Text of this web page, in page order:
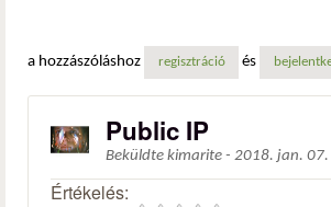
a hozzászóláshoz regisztráció és
Public IP
Beküldte kimarite - 2018. jan.
Értékelés: